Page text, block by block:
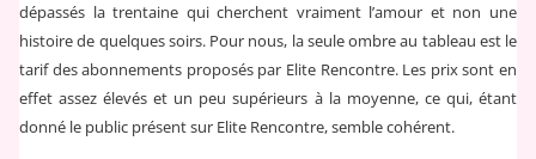
dépassés la trentaine qui cherchent vraiment l’amour et non une
histoire de quelques soirs. Pour nous, la seule ombre au tableau est le
tarif des abonnements proposés par Elite Rencontre. Les prix sont en
effet assez élevés et un peu supérieurs à la moyenne, ce qui, étant
donné le public présent sur Elite Rencontre, semble cohérent.